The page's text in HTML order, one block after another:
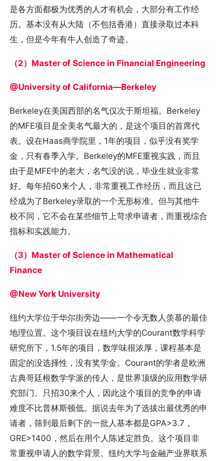
是各方面都极为优秀的人才有机会，大部分有工作经
历。基本没有从大陆（不包括香港）直接录取过本科
生，但是今年有牛人创造了奇迹。
（2）Master of Science in Financial Engineering
@University of California—Berkeley
Berkeley在美国西部的名气仅次于斯坦福。Berkeley
的MFE项目是全美名气最大的，是这个项目的首席代
表。设在Haas商学院里，1年的项目，似乎没有奖学
金，只有春季入学。Berkeley的MFE重视实践，而且
由于是MFE中的老大，名气没的说，毕业生就业非常
好。每年招60来个人，非常重视工作经历，而且这已
经成为了Berkeley录取的一个无形标准。但与其他牛
校不同，它不会在某些细节上苛求申请者，而重视综合
指标和实践能力。
（3）Master of Science in Mathematical
Finance
@New York University
纽约大学位于华尔街旁边——一个令无数人羡慕的最佳
地理位置。这个项目设在纽约大学的Courant数学科学
研究所下，1.5年的项目，数学味很浓厚，课程基本是
固定的没选择性，没有奖学金。Courant的学者是欧洲
古典哥廷根数学学派的传人，是世界顶级的应用数学研
究部门。只招30来个人，因此这个项目的竞争的申请
难度不比普林斯顿低。据说去年为了选拔出最优秀的申
请者，筛到最后剩下的一批人基本都是GPA>3.7，
GRE>1400，然后在用个人陈述定胜负。这个项目非
常重视申请人的数学背景。纽约大学与金融产业界联系